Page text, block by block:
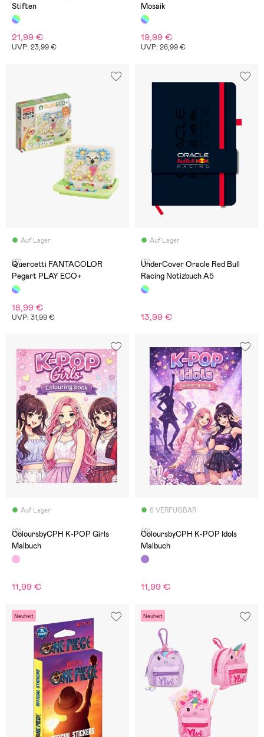
Stiften
21,99 €
UVP: 23,99 €
Mosaik
19,99 €
UVP: 26,99 €
Auf Lager
(0)
Quercetti FANTACOLOR
Pegart PLAY ECO+
18,99 €
UVP: 31,99 €
Auf Lager
(0)
UnderCover Oracle Red Bull
Racing Notizbuch A5
13,99 €
Auf Lager
(0)
ColoursbyCPH K-POP Girls
Malbuch
11,99 €
6 VERFÜGBAR
(0)
ColoursbyCPH K-POP Idols
Malbuch
11,99 €
Neuheit Neuheit